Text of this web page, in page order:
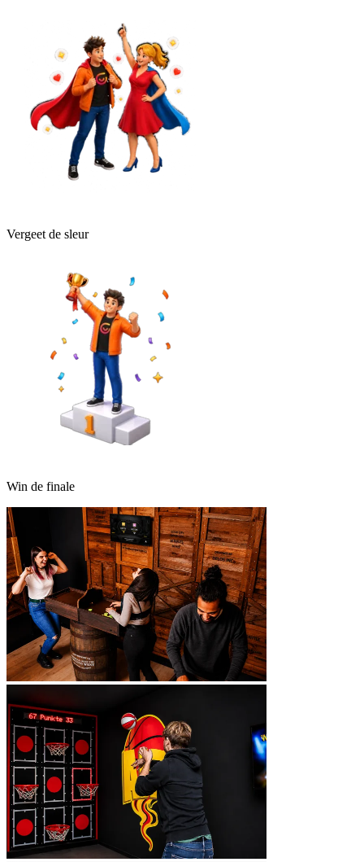
Vergeet de sleur
Win de finale